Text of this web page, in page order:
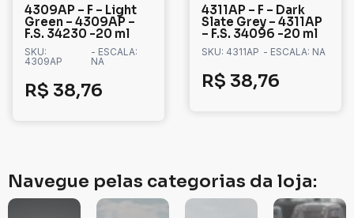
4309AP – F – Light
Green – 4309AP –
F.S. 34230 -20 ml
SKU:
4309AP
- ESCALA:
NA
R$ 38,76
4311AP – F – Dark
Slate Grey – 4311AP
– F.S. 34096 -20 ml
SKU: 4311AP - ESCALA: NA
R$ 38,76
Navegue pelas categorias da loja: